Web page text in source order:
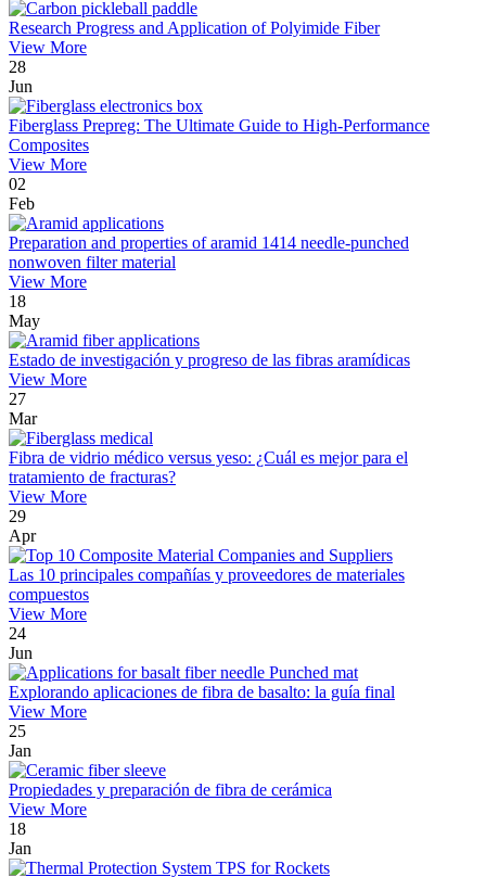
Research Progress and Application of Polyimide Fiber
View More
28
Jun
Fiberglass Prepreg: The Ultimate Guide to High-Performance
Composites
View More
02
Feb
Preparation and properties of aramid 1414 needle-punched
nonwoven filter material
View More
18
May
Estado de investigación y progreso de las fibras aramídicas
View More
27
Mar
Fibra de vidrio médico versus yeso: ¿Cuál es mejor para el
tratamiento de fracturas?
View More
29
Apr
Las 10 principales compañías y proveedores de materiales
compuestos
View More
24
Jun
Explorando aplicaciones de fibra de basalto: la guía final
View More
25
Jan
Propiedades y preparación de fibra de cerámica
View More
18
Jan